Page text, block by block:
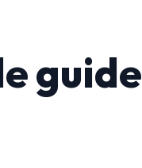
guide